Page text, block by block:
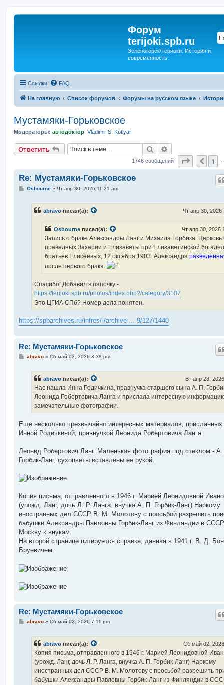
Форум
terijoki.spb.ru
Зеленогорск/Териоки. История и
современность.
Ссылки FAQ
На главную Список форумов Форумы на русском языке
Мустамяки-Горьковское
Модераторы: автодоктор Vladimir S. Kotlyar
Ответить Поиск
1746 сообщений Страница
1
Re: Мустамяки-Горьковское
СOsbourne» Чт апр 30, 2026 11:21 am
abravo писал(а): Чт апр 30, 2026
Osbourne писал(а): Чт апр 30, 2026
Запись о браке Александры Ланг и Михаила Горбика. Церковь
праведных Захарии и Елизаветы при Елизаветинской
братьев Елисеевых, 12 октября 1903. Александра
после первого брака.
Спасибо! Добавил в папочку -
https://terijoki.spb.ru/photos/index.php?/category/3187
Это ЦГИА СПб? Номер дела понятен.
https://spbarchives.ru/infres/-/archive ... 9/127/1440
Re: Мустамяки-Горьковское
Сabravo» Сб май 02, 2026 3:38 pm
abravo писал(а): Вт апр 28,
Нас нашла Инна Родичкина, правнучка старшего сына А. П.
Леонида Робертовича Ланга и прислала интересную
замечательные фотографии.
Еще несколько чрезвычайно интересных материалов, присланных
Инной Родичкиной, правнучкой Леонида Робертовича Ланга.
Леонид Робертович Ланг. Маленькая фотография под стеклом -
Горбик-Ланг, сухоцветы вставлены ее рукой.
Копия письма, отправленного в 1946 г. Марией Леонидовной
(урожд. Ланг, дочь Л. Р. Ланга, внучка А. П. Горбик-Ланг) Наркому
иностранных дел СССР В. М. Молотову с просьбой разрешить
бабушки Александры Павловны Горбик-Ланг из Финляндии в
Москву к внукам.
На второй странице цитируется справка, данная в 1941 г. В. Д.
Бруевичем.
Re: Мустамяки-Горьковское
Сabravo» Сб май 02, 2026 7:11 pm
abravo писал(а): Сб май 02,
Копия письма, отправленного в 1946 г. Марией Леонидовной
(урожд. Ланг, дочь Л. Р. Ланга, внучка А. П. Горбик-Ланг) Наркому
иностранных дел СССР В. М. Молотову с просьбой разрешить
бабушки Александры Павловны Горбик-Ланг из Финляндии в